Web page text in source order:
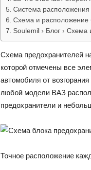
Система расположения
Схема и расположение
Soulemil › Блог ›
Схема предохранителей
которой отмечены все
автомобиля от
любой модели ВАЗ
предохранители и
Точное расположение